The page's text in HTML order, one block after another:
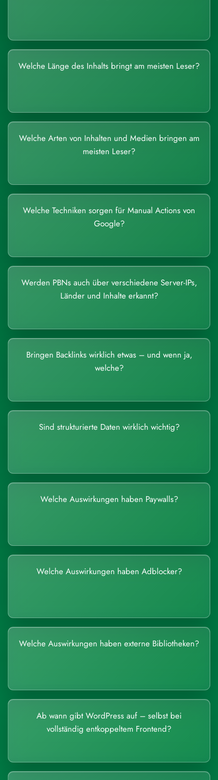
Welche Länge des Inhalts bringt am meisten Leser?
Welche Arten von Inhalten und Medien bringen am
meisten Leser?
Welche Techniken sorgen für Manual Actions von
Google?
Werden PBNs auch über verschiedene Server-IPs,
Länder und Inhalte erkannt?
Bringen Backlinks wirklich etwas – und wenn ja,
welche?
Sind strukturierte Daten wirklich wichtig?
Welche Auswirkungen haben Paywalls?
Welche Auswirkungen haben Adblocker?
Welche Auswirkungen haben externe Bibliotheken?
Ab wann gibt WordPress auf – selbst bei
vollständig entkoppeltem Frontend?